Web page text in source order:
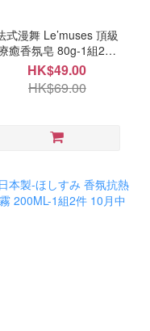
式漫舞 Le’muses 頂級
癒香氛皂 80g-1組2顆
10月中
HK$49.00
HK$69.00